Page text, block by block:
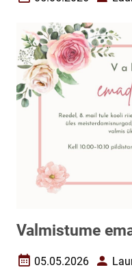
Loomise kuupäevAutor
Valmistume
Loomise kuupäev
05.05.2026 Autor